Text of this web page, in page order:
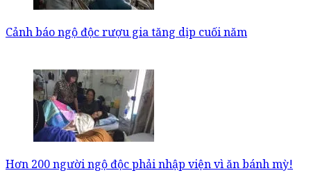
Cảnh báo ngộ độc rượu gia tăng dịp cuối năm
Hơn 200 người ngộ độc phải nhập viện vì ăn bánh mỳ!